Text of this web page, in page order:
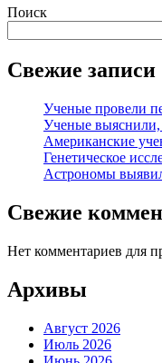
Поиск
Свежие записи
Ученые провели
Ученые выяснили,
Американские
Генетическое
Астрономы
Свежие
Нет комментариев для
Архивы
Август 2026
Июль 2026